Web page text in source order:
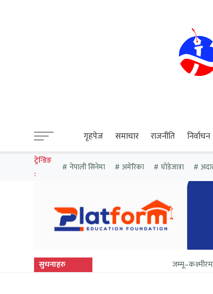
गृहपेज समाचार राजनीति निर्वाचन
ट्रेन्डिङ
:
नेपाली सिनेमा अमेरिका घोडेजात्रा
सुचनाहरु जम्मू–कश्मीरमा फेरि सुनिन